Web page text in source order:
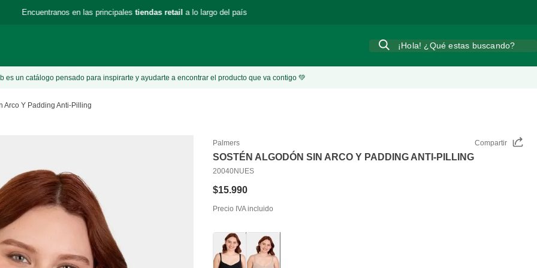
Encuentranos en las principales tiendas retail a lo largo del país
es un catálogo pensado para inspirarte y ayudarte a encontrar el producto que va contigo 💚
Arco Y Padding Anti-Pilling
Palmers Compartir
SOSTÉN ALGODÓN SIN ARCO Y PADDING ANTI-PILLING
20040NUES
$15.990
Precio IVA incluido